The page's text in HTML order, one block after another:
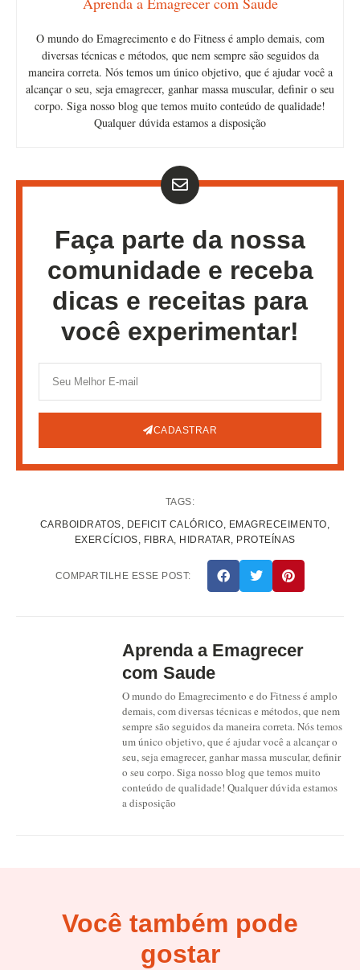
O mundo do Emagrecimento e do Fitness é amplo demais, com
diversas técnicas e métodos, que nem sempre são seguidos da
maneira correta. Nós temos um único objetivo, que é ajudar você a
alcançar o seu, seja emagrecer, ganhar massa muscular, definir o seu
corpo. Siga nosso blog que temos muito conteúdo de qualidade!
Qualquer dúvida estamos a disposição
Faça parte da nossa
comunidade e receba
dicas e receitas para
você experimentar!
CADASTRAR
TAGS:
CARBOIDRATOS
DEFICIT CALÓRICO EMAGRECEIMENTO
EXERCÍCIOS
FIBRA HIDRATAR PROTEÍNAS
COMPARTILHE ESSE POST:
Aprenda a Emagrecer
com Saude
O mundo do Emagrecimento e do Fitness é amplo
demais, com diversas técnicas e métodos, que nem
sempre são seguidos da maneira correta. Nós temos
um único objetivo, que é ajudar você a alcançar o
seu, seja emagrecer, ganhar massa muscular, definir
o seu corpo. Siga nosso blog que temos muito
conteúdo de qualidade! Qualquer dúvida estamos
a disposição
Você também pode
gostar